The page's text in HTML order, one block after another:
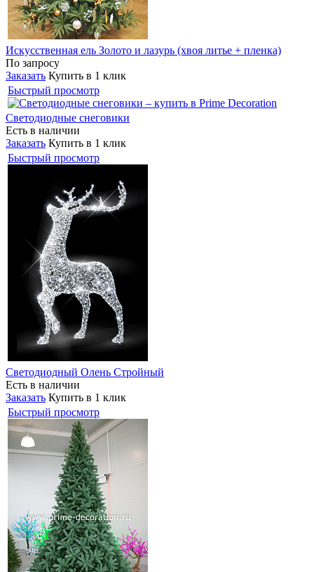
Искусственная ель Золото и лазурь (хвоя литье + пленка)
По запросу
Заказать Купить в 1 клик
Быстрый просмотр
Светодиодные снеговики
Есть в наличии
Заказать Купить в 1 клик
Быстрый просмотр
Светодиодный Олень Стройный
Есть в наличии
Заказать Купить в 1 клик
Быстрый просмотр